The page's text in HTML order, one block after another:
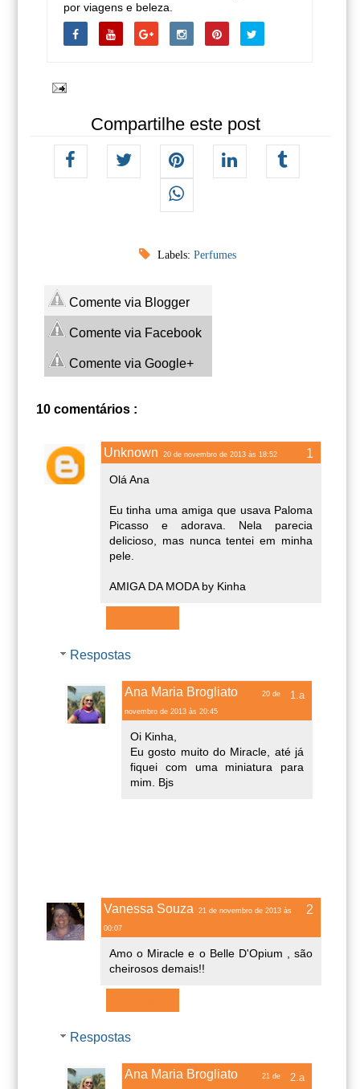
por viagens e beleza.
Compartilhe este post
Labels: Perfumes
Comente via Blogger
Comente via Facebook
Comente via Google+
10 comentários :
Unknown 20 de novembro de 2013 às 18:52
Olá Ana
Eu tinha uma amiga que usava Paloma
Picasso e adorava. Nela parecia
delicioso, mas nunca tentei em minha
pele.
AMIGA DA MODA by Kinha
Respostas
Ana Maria Brogliato 20 de
novembro de 2013 às 20:45
Oi Kinha,
Eu gosto muito do Miracle, até já
fiquei com uma miniatura para
mim. Bjs
Vanessa Souza 21 de novembro de 2013 às
00:07
Amo o Miracle e o Belle D'Opium , são
cheirosos demais!!
Respostas
Ana Maria Brogliato 21 de